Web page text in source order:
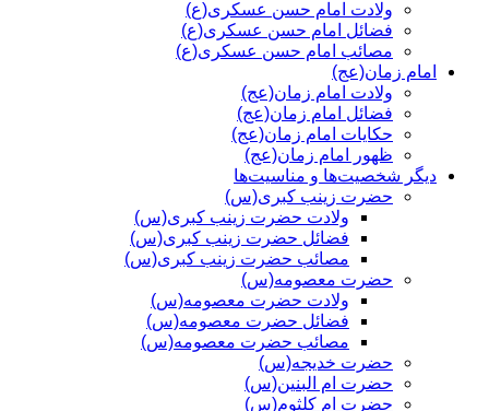
ولادت امام حسن عسکری(ع)
فضائل امام حسن عسکری(ع)
مصائب امام حسن عسکری(ع)
امام زمان(عج)
ولادت امام زمان(عج)
فضائل امام زمان(عج)
حکایات امام زمان(عج)
ظهور امام زمان(عج)
دیگر شخصیت‌ها و مناسیت‌ها
حضرت زینب کبری(س)
ولادت حضرت زینب کبری(س)
فضائل حضرت زینب کبری(س)
مصائب حضرت زینب کبری(س)
حضرت معصومه(س)
ولادت حضرت معصومه(س)
فضائل حضرت معصومه(س)
مصائب حضرت معصومه(س)
حضرت خدیجه(س)
حضرت ام البنین(س)
حضرت ام کلثوم(س)